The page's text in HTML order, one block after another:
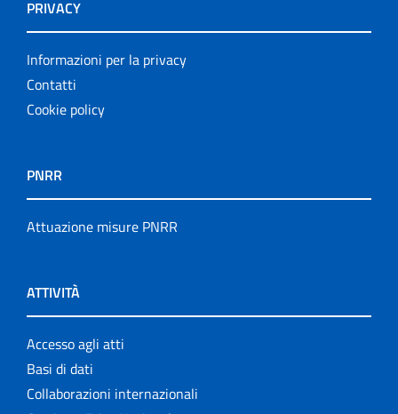
PRIVACY
Informazioni per la privacy
Contatti
Cookie policy
PNRR
Attuazione misure PNRR
ATTIVITÀ
Accesso agli atti
Basi di dati
Collaborazioni internazionali